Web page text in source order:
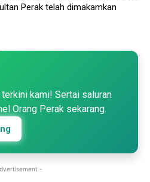
Perak telah dimakamkan
kami! Sertai saluran
Orang Perak sekarang.
-